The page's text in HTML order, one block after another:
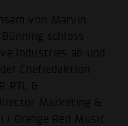
von Marvin
schloss
Industries ab und
Chefredaktion
RTL &
Marketing &
Orange Red Music